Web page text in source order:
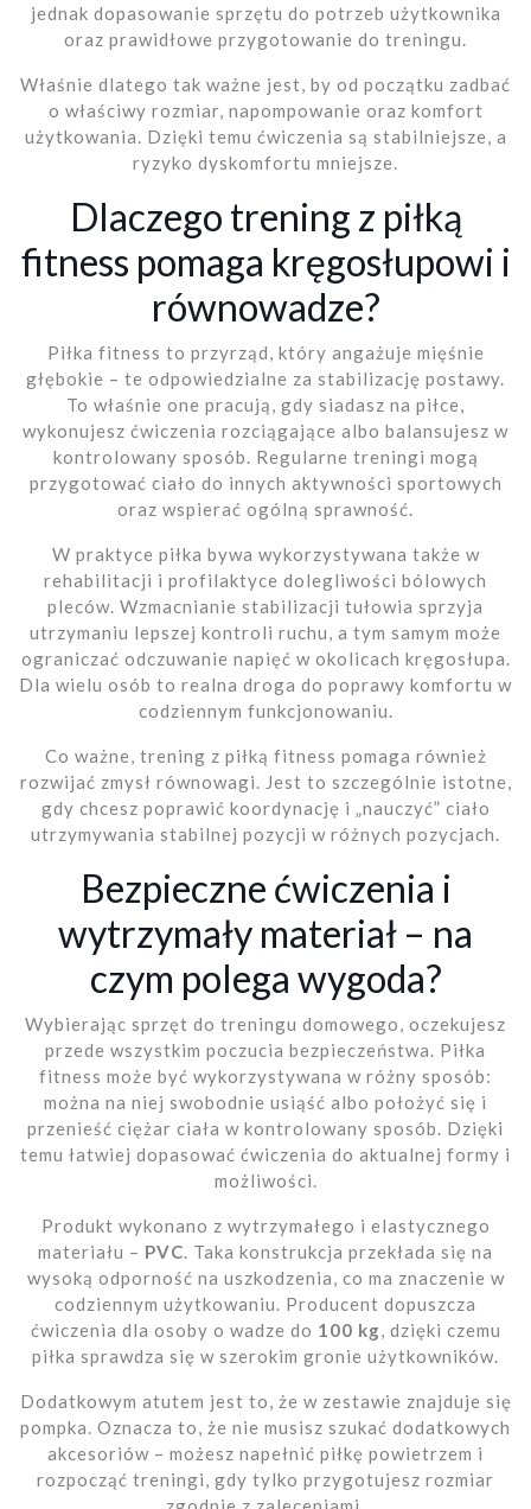
jednak dopasowanie sprzętu do potrzeb użytkownika
oraz prawidłowe przygotowanie do treningu.
Właśnie dlatego tak ważne jest, by od początku zadbać
o właściwy rozmiar, napompowanie oraz komfort
użytkowania. Dzięki temu ćwiczenia są stabilniejsze, a
ryzyko dyskomfortu mniejsze.
Dlaczego trening z piłką
fitness pomaga kręgosłupowi i
równowadze?
Piłka fitness to przyrząd, który angażuje mięśnie
głębokie – te odpowiedzialne za stabilizację postawy.
To właśnie one pracują, gdy siadasz na piłce,
wykonujesz ćwiczenia rozciągające albo balansujesz w
kontrolowany sposób. Regularne treningi mogą
przygotować ciało do innych aktywności sportowych
oraz wspierać ogólną sprawność.
W praktyce piłka bywa wykorzystywana także w
rehabilitacji i profilaktyce dolegliwości bólowych
pleców. Wzmacnianie stabilizacji tułowia sprzyja
utrzymaniu lepszej kontroli ruchu, a tym samym może
ograniczać odczuwanie napięć w okolicach kręgosłupa.
Dla wielu osób to realna droga do poprawy komfortu w
codziennym funkcjonowaniu.
Co ważne, trening z piłką fitness pomaga również
rozwijać zmysł równowagi. Jest to szczególnie istotne,
gdy chcesz poprawić koordynację i „nauczyć” ciało
utrzymywania stabilnej pozycji w różnych pozycjach.
Bezpieczne ćwiczenia i
wytrzymały materiał – na
czym polega wygoda?
Wybierając sprzęt do treningu domowego, oczekujesz
przede wszystkim poczucia bezpieczeństwa. Piłka
fitness może być wykorzystywana w różny sposób:
można na niej swobodnie usiąść albo położyć się i
przenieść ciężar ciała w kontrolowany sposób. Dzięki
temu łatwiej dopasować ćwiczenia do aktualnej formy i
możliwości.
Produkt wykonano z wytrzymałego i elastycznego
materiału – PVC. Taka konstrukcja przekłada się na
wysoką odporność na uszkodzenia, co ma znaczenie w
codziennym użytkowaniu. Producent dopuszcza
ćwiczenia dla osoby o wadze do 100 kg, dzięki czemu
piłka sprawdza się w szerokim gronie użytkowników.
Dodatkowym atutem jest to, że w zestawie znajduje się
pompka. Oznacza to, że nie musisz szukać dodatkowych
akcesoriów – możesz napełnić piłkę powietrzem i
rozpocząć treningi, gdy tylko przygotujesz rozmiar